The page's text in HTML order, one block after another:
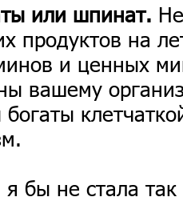
или шпинат.
продуктов на
и ценных
вашему
я бы не стала